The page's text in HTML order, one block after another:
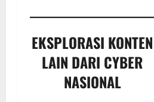
EKSPLORASI KONTEN
LAIN DARI CYBER
NASIONAL